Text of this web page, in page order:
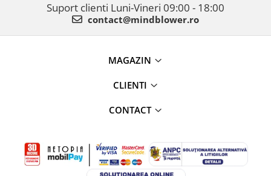
Suport clienti Luni-Vineri 09:00 - 18:00
contact@mindblower.ro
MAGAZIN
CLIENTI
CONTACT